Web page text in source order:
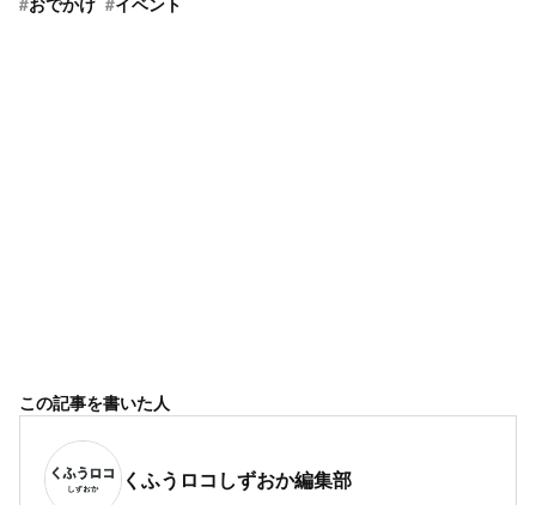
この記事を書いた人
くふうロコしずおか編集部